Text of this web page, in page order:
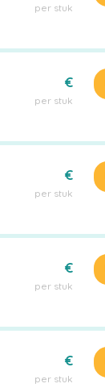
per stuk
€
per stuk
€
per stuk
€
per stuk
€
per stuk